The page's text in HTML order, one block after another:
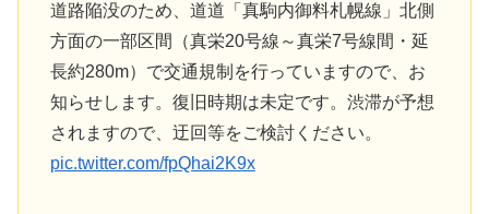
道路陥没のため、道道「真駒内御料札幌線」北側
方面の一部区間（真栄20号線～真栄7号線間・延
長約280m）で交通規制を行っていますので、お
知らせします。復旧時期は未定です。渋滞が予想
されますので、迂回等をご検討ください。
pic.twitter.com/fpQhai2K9x